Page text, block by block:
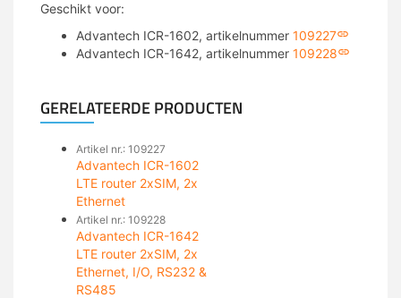
Geschikt voor:
Advantech ICR-1602, artikelnummer 109227
Advantech ICR-1642, artikelnummer 109228
GERELATEERDE PRODUCTEN
Artikel nr.: 109227
Advantech ICR-1602
LTE router 2xSIM, 2x
Ethernet
Artikel nr.: 109228
Advantech ICR-1642
LTE router 2xSIM, 2x
Ethernet, I/O, RS232 &
RS485